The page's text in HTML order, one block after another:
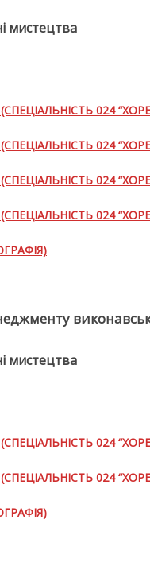
мистецтва
024
024
024
024
мистецтва
024
024